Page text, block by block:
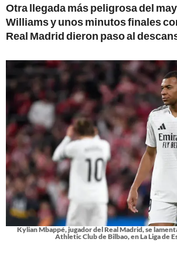
Otra llegada más peligrosa del
Williams y unos minutos finales
Real Madrid dieron paso al
Kylian Mbappé, jugador del Real Madrid, se
Athletic Club de Bilbao, en La Liga de